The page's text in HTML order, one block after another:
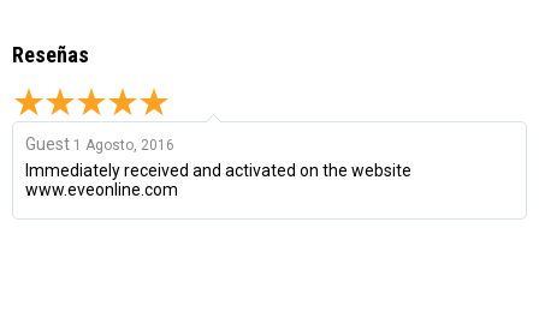
Reseñas
Guest 1 Agosto, 2016
Immediately received and activated on the website
www.eveonline.com